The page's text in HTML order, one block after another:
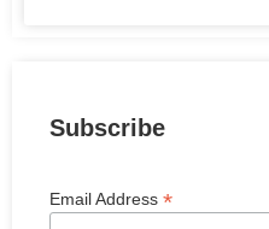
Subscribe
Email Address *